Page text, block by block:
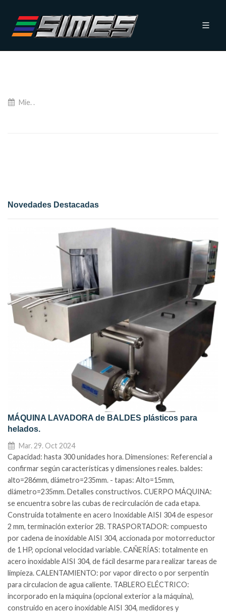
Mie. .
Novedades Destacadas
MÁQUINA LAVADORA de BALDES plásticos para
helados.
Mar. 29. Oct 2024
Capacidad: hasta 300 unidades hora. Dimensiones: Referencial a
confirmar según características y dimensiones reales. baldes:
alto=286mm, diámetro=235mm. - tapas: Alto=15mm,
diámetro=235mm. Detalles constructivos. CUERPO MÁQUINA:
se encuentra sobre las cubas de recirculación de cada etapa.
Construida totalmente en acero Inoxidable AISI 304 de espesor
2 mm, terminación exterior 2B. TRASPORTADOR: compuesto
por cadena de inoxidable AISI 304, accionada por motorreductor
de 1 HP, opcional velocidad variable. CAÑERÍAS: totalmente en
acero inoxidable AISI 304, de fácil desarme para realizar tareas de
limpieza. CALENTAMIENTO: por vapor directo o por serpentin
para circulacion de agua caliente. TABLERO ELÉCTRICO:
incorporado en la máquina (opcional exterior a la máquina),
construido en acero inoxidable AISI 304, medidores y